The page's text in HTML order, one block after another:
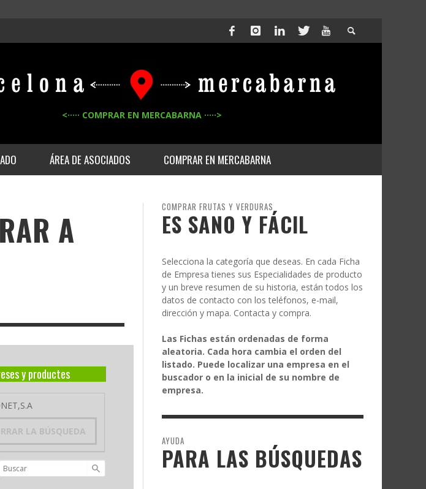
<····· COMPRAR EN MERCABARNA ·····>
ÁREA DE ASOCIADOS COMPRAR EN MERCABARNA
A
y productes
LA BÚSQUEDA
COMPRAR FRUTAS Y VERDURAS
ES SANO Y FÁCIL
Selecciona la categoría que deseas. En cada Ficha
de Empresa tienes sus Especialidades de producto
y un breve resumen de su historia, están todos los
datos de contacto con los teléfonos, e-mail,
dirección y mapa. Contacta y compra.
Las Fichas están ordenadas de forma
aleatoria. Cada hora cambia el orden del
listado. Puede localizar una empresa en el
buscador o en la inicial de su nombre de
empresa.
AYUDA
PARA LAS BÚSQUEDAS